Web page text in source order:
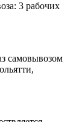
3 рабочих
самовывозом